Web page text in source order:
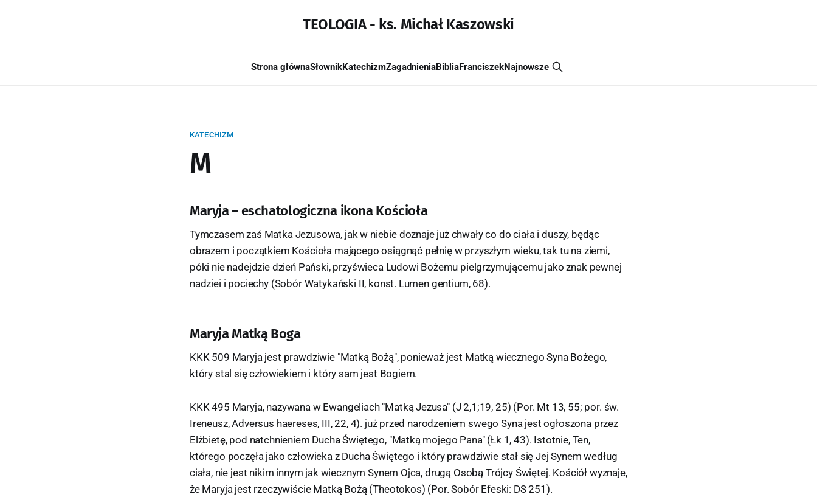
TEOLOGIA - ks. Michał Kaszowski
Strona głównaSłownikKatechizmZagadnieniaBibliaFranciszekNajnowsze
KATECHIZM
M
Maryja – eschatologiczna ikona Kościoła
Tymczasem zaś Matka Jezusowa, jak w niebie doznaje już chwały co do ciała i duszy, będąc
obrazem i początkiem Kościoła mającego osiągnąć pełnię w przyszłym wieku, tak tu na ziemi,
póki nie nadejdzie dzień Pański, przyświeca Ludowi Bożemu pielgrzymującemu jako znak pewnej
nadziei i pociechy (Sobór Watykański II, konst. Lumen gentium, 68).
Maryja Matką Boga
KKK 509 Maryja jest prawdziwie "Matką Bożą", ponieważ jest Matką wiecznego Syna Bożego,
który stal się człowiekiem i który sam jest Bogiem.
KKK 495 Maryja, nazywana w Ewangeliach "Matką Jezusa" (J 2,1;19, 25) (Por. Mt 13, 55; por. św.
Ireneusz, Adversus haereses, III, 22, 4). już przed narodzeniem swego Syna jest ogłoszona przez
Elżbietę, pod natchnieniem Ducha Świętego, "Matką mojego Pana" (Łk 1, 43). Istotnie, Ten,
którego poczęła jako człowieka z Ducha Świętego i który prawdziwie stał się Jej Synem według
ciała, nie jest nikim innym jak wiecznym Synem Ojca, drugą Osobą Trójcy Świętej. Kościół wyznaje,
że Maryja jest rzeczywiście Matką Bożą (Theotokos) (Por. Sobór Efeski: DS 251).